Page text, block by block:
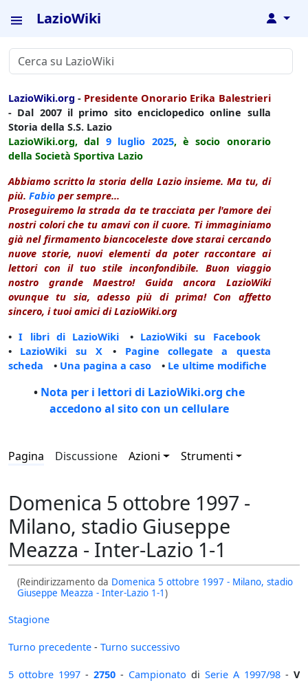
LazioWiki ↓
LazioWiki.org - Presidente Onorario Erika Balestrieri
- Dal 2007 il primo sito enciclopedico online sulla
Storia della S.S. Lazio
LazioWiki.org, dal 9 luglio 2025, è socio onorario
della Società Sportiva Lazio
Abbiamo scritto la storia della Lazio insieme. Ma tu, di
più. Fabio per sempre...
Proseguiremo la strada da te tracciata per l'amore dei
nostri colori che tu amavi con il cuore. Ti immaginiamo
già nel firmamento biancoceleste dove starai cercando
nuove storie, nuovi elementi da poter raccontare ai
lettori con il tuo stile inconfondibile. Buon viaggio
nostro grande Maestro! Guida ancora LazioWiki
ovunque tu sia, adesso più di prima! Con affetto
sincero, i tuoi amici di LazioWiki.org
•I libri di LazioWiki • LazioWiki su Facebook
• LazioWiki su X • Pagine collegate a questa
scheda • Una pagina a caso • Le ultime modifiche
• Nota per i lettori di LazioWiki.org che
accedono al sito con un cellulare
Pagina Discussione Azioni Strumenti
Domenica 5 ottobre 1997 -
Milano, stadio Giuseppe
Meazza - Inter-Lazio 1-1
(Reindirizzamento da Domenica 5 ottobre 1997 - Milano, stadio
Giuseppe Meazza - Inter-Lazio 1-1)
Stagione
Turno precedente - Turno successivo
5 ottobre 1997 - 2750 - Campionato di Serie A 1997/98 - V